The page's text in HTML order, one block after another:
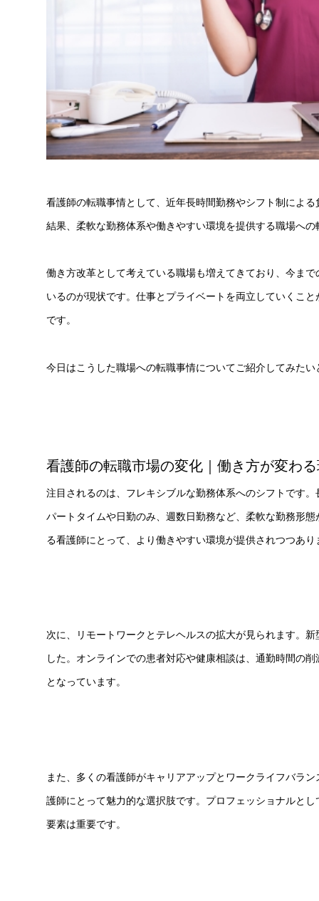
看護師の転職事情として、近年長時間勤務やシフト制によ
結果、柔軟な勤務体系や働きやすい環境を提供する職場へ
働き方改革として考えている職場も増えてきており、今ま
いるのが現状です。仕事とプライベートを両立していくこ
です。
今日はこうした職場への転職事情についてご紹介してみたい
看護師の転職市場の変化｜働き方が変わ
注目されるのは、フレキシブルな勤務体系へのシフトです
パートタイムや日勤のみ、週数日勤務など、柔軟な勤務形
る看護師にとって、より働きやすい環境が提供されつつあり
次に、リモートワークとテレヘルスの拡大が見られます。
した。オンラインでの患者対応や健康相談は、通勤時間の
となっています。
また、多くの看護師がキャリアアップとワークライフバラ
護師にとって魅力的な選択肢です。プロフェッショナルと
要素は重要です。